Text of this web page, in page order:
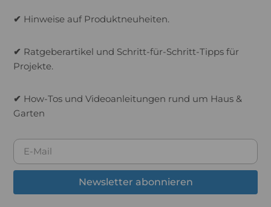
✔ Hinweise auf Produktneuheiten.
✔ Ratgeberartikel und Schritt-für-Schritt-Tipps für
Projekte.
✔ How-Tos und Videoanleitungen rund um Haus &
Garten
Newsletter abonnieren